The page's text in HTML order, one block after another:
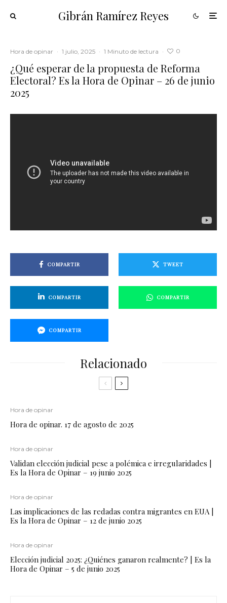
Gibrán Ramírez Reyes
Hora de opinar · 1 julio, 2025 · 1 Minuto de lectura · 0
¿Qué esperar de la propuesta de Reforma
Electoral? Es la Hora de Opinar – 26 de junio
2025
COMPARTIR TWEET
COMPARTIR COMPARTIR
COMPARTIR
Relacionado
Hora de opinar
Hora de opinar. 17 de agosto de 2025
Hora de opinar
Validan elección judicial pese a polémica e irregularidades |
Es la Hora de Opinar – 19 junio 2025
Hora de opinar
Las implicaciones de las redadas contra migrantes en EUA |
Es la Hora de Opinar – 12 de junio 2025
Hora de opinar
Elección judicial 2025: ¿Quiénes ganaron realmente? | Es la
Hora de Opinar – 5 de junio 2025